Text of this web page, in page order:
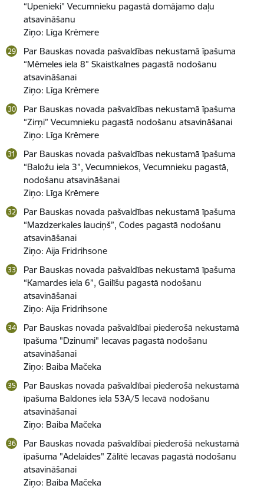
“Upenieki” Vecumnieku pagastā domājamo daļu
atsavināšanu
Ziņo: Līga Krēmere
Par Bauskas novada pašvaldības nekustamā īpašuma
“Mēmeles iela 8” Skaistkalnes pagastā nodošanu
atsavināšanai
Ziņo: Līga Krēmere
Par Bauskas novada pašvaldības nekustamā īpašuma
“Zirņi” Vecumnieku pagastā nodošanu atsavināšanai
Ziņo: Līga Krēmere
Par Bauskas novada pašvaldības nekustamā īpašuma
“Baložu iela 3”, Vecumniekos, Vecumnieku pagastā,
nodošanu atsavināšanai
Ziņo: Līga Krēmere
Par Bauskas novada pašvaldības nekustamā īpašuma
“Mazdzerkales lauciņš”, Codes pagastā nodošanu
atsavināšanai
Ziņo: Aija Fridrihsone
Par Bauskas novada pašvaldības nekustamā īpašuma
“Kamardes iela 6”, Gailīšu pagastā nodošanu
atsavināšanai
Ziņo: Aija Fridrihsone
Par Bauskas novada pašvaldībai piederošā nekustamā
īpašuma "Dzinumi" Iecavas pagastā nodošanu
atsavināšanai
Ziņo: Baiba Mačeka
Par Bauskas novada pašvaldībai piederošā nekustamā
īpašuma Baldones iela 53A/5 Iecavā nodošanu
atsavināšanai
Ziņo: Baiba Mačeka
Par Bauskas novada pašvaldībai piederošā nekustamā
īpašuma "Adelaides" Zālītē Iecavas pagastā nodošanu
atsavināšanai
Ziņo: Baiba Mačeka